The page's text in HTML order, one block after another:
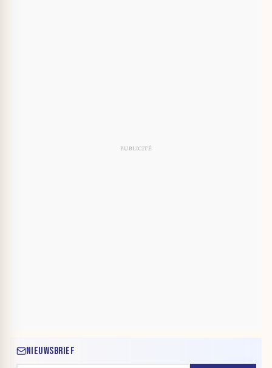
NIEUWSBRIEF